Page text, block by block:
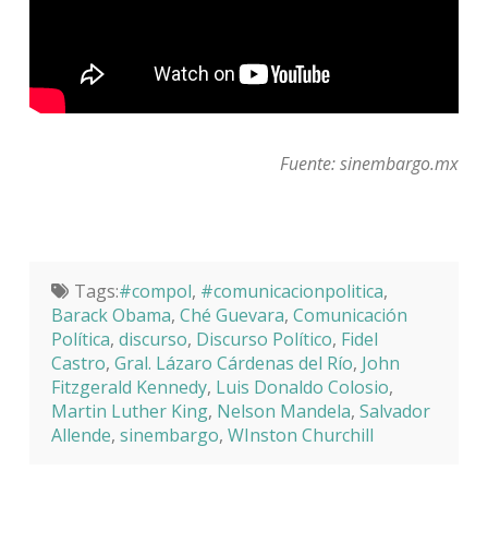
Fuente: sinembargo.mx
Tags:#compol, #comunicacionpolitica,
Barack Obama, Ché Guevara, Comunicación
Política, discurso, Discurso Político, Fidel
Castro, Gral. Lázaro Cárdenas del Río, John
Fitzgerald Kennedy, Luis Donaldo Colosio,
Martin Luther King, Nelson Mandela, Salvador
Allende, sinembargo, WInston Churchill